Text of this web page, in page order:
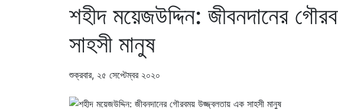
শহীদ ময়েজউদ্দিন: জীবনদানের
সাহসী মানুষ
শুক্রবার, ২৫ সেপ্টেম্বর ২০২০